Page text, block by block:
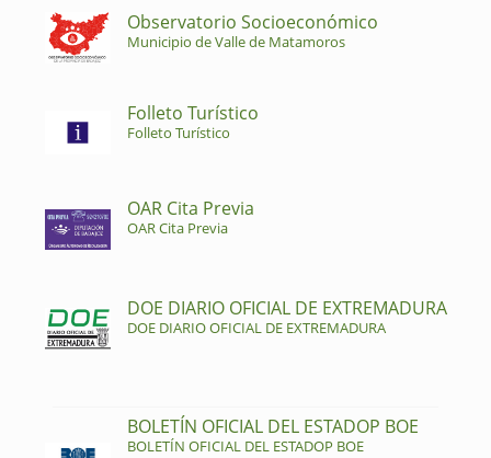
Observatorio Socioeconómico
Municipio de Valle de Matamoros
Folleto Turístico
Folleto Turístico
OAR Cita Previa
OAR Cita Previa
DOE DIARIO OFICIAL DE EXTREMADURA
DOE DIARIO OFICIAL DE EXTREMADURA
BOLETÍN OFICIAL DEL ESTADOP BOE
BOLETÍN OFICIAL DEL ESTADOP BOE